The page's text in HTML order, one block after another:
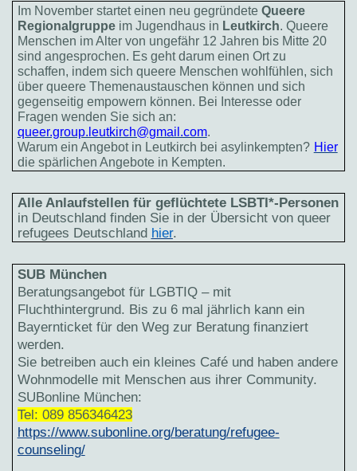
Im November startet einen neu gegründete Queere
Regionalgruppeim Jugendhaus in Leutkirch. Queere
Menschen im Alter von ungefähr 12 Jahren bis Mitte 20
sind angesprochen. Es geht darum einen Ort zu
schaffen, indem sich queere Menschen wohlfühlen, sich
über queere Themenaustauschen können und sich
gegenseitig empowern können. Bei Interesse oder
Fragen wenden Sie sich an:
queer.group.leutkirch@gmail.com.
Warum ein Angebot in Leutkirch bei asylinkempten? Hier
die spärlichen Angebote in Kempten.
Alle Anlaufstellen für geflüchtete LSBTI*-Personen
in Deutschland finden Sie in der Übersicht von queer
refugees Deutschland hier.
SUB München
Beratungsangebot für LGBTIQ – mit
Fluchthintergrund. Bis zu 6 mal jährlich kann ein
Bayernticket für den Weg zur Beratung finanziert
werden.
Sie betreiben auch ein kleines Café und haben andere
Wohnmodelle mit Menschen aus ihrer Community.
SUBonline München:
Tel: 089 856346423
https://www.subonline.org/beratung/refugee-
counseling/